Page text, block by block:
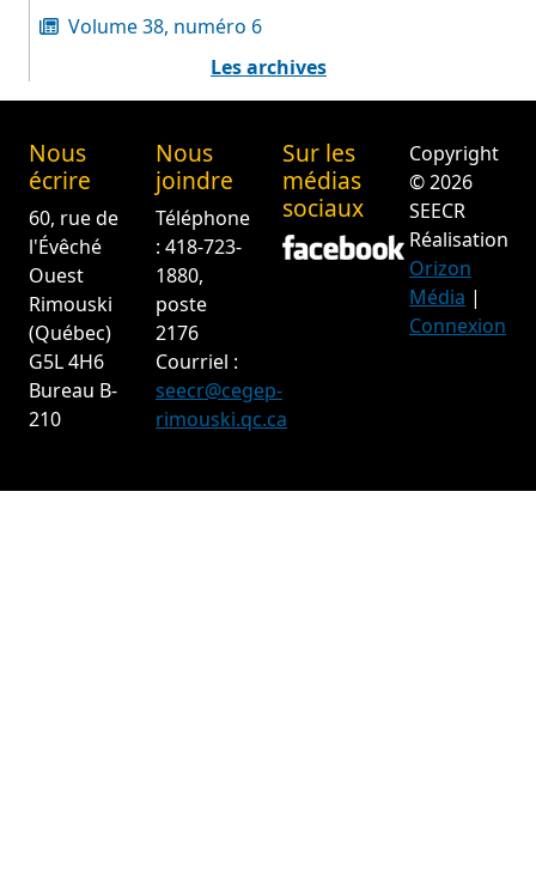
Volume 38, numéro 6
Les archives
Nous
écrire
60, rue de
l'Évêché
Ouest
Rimouski
(Québec)
G5L 4H6
Bureau B-
210
Nous
joindre
Téléphone
: 418-723-
1880,
poste
2176
Courriel :
seecr@cegep-
rimouski.qc.ca
Sur les
médias
sociaux
Copyright
© 2026
SEECR
Réalisation
Orizon
Média |
Connexion